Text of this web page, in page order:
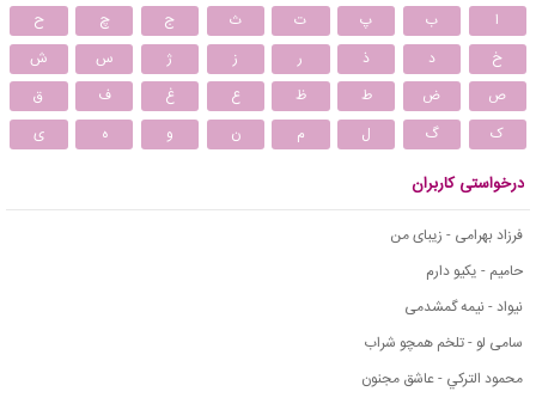
ا ب پ ت ث ج چ
ح
خ
د ذ ر ز ژ س
ش
ص
ض ط ظ ع غ ف
ق
ک
گ ل م ن و ه ی
درخواستی کاربران
فرزاد بهرامی - زیبای من
حامیم - یکیو دارم
نیواد - نیمه گمشدمی
سامی لو - تلخم همچو شراب
محمود التركي - عاشق مجنون